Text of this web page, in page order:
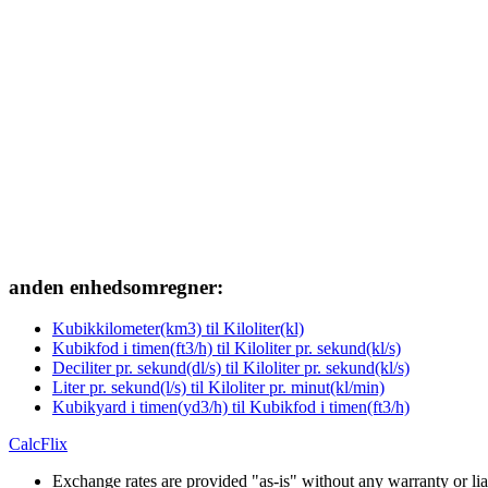
anden enhedsomregner:
Kubikkilometer(km3) til Kiloliter(kl)
Kubikfod i timen(ft3/h) til Kiloliter pr. sekund(kl/s)
Deciliter pr. sekund(dl/s) til Kiloliter pr. sekund(kl/s)
Liter pr. sekund(l/s) til Kiloliter pr. minut(kl/min)
Kubikyard i timen(yd3/h) til Kubikfod i timen(ft3/h)
CalcFlix
Exchange rates are provided "as-is" without any warranty or